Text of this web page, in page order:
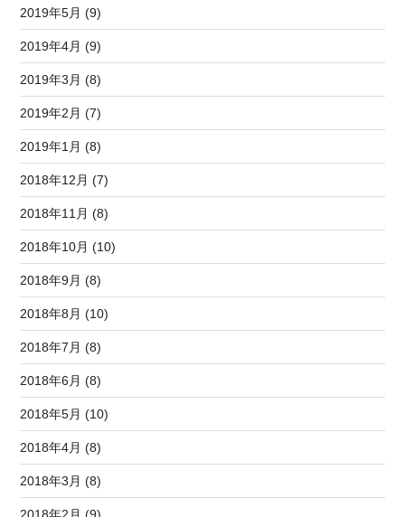
2019年5月 (9)
2019年4月 (9)
2019年3月 (8)
2019年2月 (7)
2019年1月 (8)
2018年12月 (7)
2018年11月 (8)
2018年10月 (10)
2018年9月 (8)
2018年8月 (10)
2018年7月 (8)
2018年6月 (8)
2018年5月 (10)
2018年4月 (8)
2018年3月 (8)